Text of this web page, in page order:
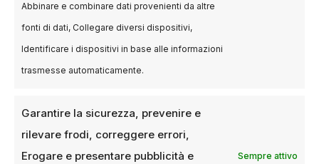
Abbinare e combinare dati provenienti da altre
fonti di dati, Collegare diversi dispositivi,
Identificare i dispositivi in base alle informazioni
trasmesse automaticamente.
Garantire la sicurezza, prevenire e
rilevare frodi, correggere errori,
Erogare e presentare pubblicità e
Sempre attivo
EVENTI
61ª Mostra Internazionale del
Viaggio Nel Cinema Sperimentale
E D’autore
6 GIUGNO 2025 LUCA TALOTTA
Un ricco programma tra concorso